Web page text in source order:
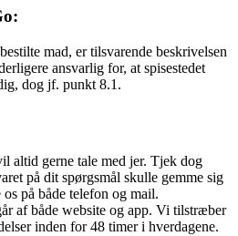
mad, er tilsvarende beskrivelsen
ansvarlig for, at spisestedet
dog jf. punkt 8.1.
altid gerne tale med jer. Tjek dog
på dit spørgsmål skulle gemme sig
på både telefon og mail.
af både website og app. Vi tilstræber
inden for 48 timer i hverdagene.